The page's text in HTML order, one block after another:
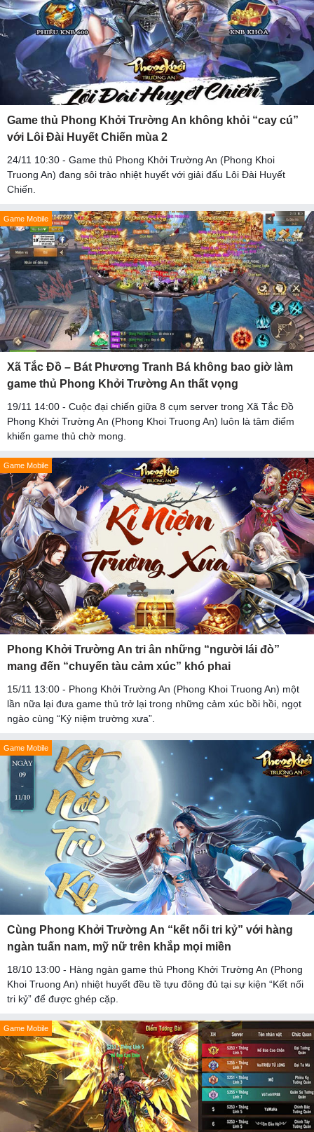
Game thủ Phong Khởi Trường An không khỏi “cay cú”
với Lôi Đài Huyết Chiến mùa 2
24/11 10:30 - Game thủ Phong Khởi Trường An (Phong Khoi
Truong An) đang sôi trào nhiệt huyết với giải đấu Lôi Đài Huyết
Chiến.
Game Mobile
Xã Tắc Đồ – Bát Phương Tranh Bá không bao giờ làm
game thủ Phong Khởi Trường An thất vọng
19/11 14:00 - Cuộc đại chiến giữa 8 cụm server trong Xã Tắc Đồ
Phong Khởi Trường An (Phong Khoi Truong An) luôn là tâm điểm
khiến game thủ chờ mong.
Game Mobile
Phong Khởi Trường An tri ân những “người lái đò”
mang đến “chuyến tàu cảm xúc” khó phai
15/11 13:00 - Phong Khởi Trường An (Phong Khoi Truong An) một
lần nữa lại đưa game thủ trở lại trong những cảm xúc bồi hồi, ngọt
ngào cùng “Kỷ niệm trường xưa”.
Game Mobile
Cùng Phong Khởi Trường An “kết nối tri kỷ” với hàng
ngàn tuấn nam, mỹ nữ trên khắp mọi miền
18/10 13:00 - Hàng ngàn game thủ Phong Khởi Trường An (Phong
Khoi Truong An) nhiệt huyết đều tề tựu đông đủ tại sự kiện “Kết nối
tri kỷ” để được ghép cặp.
Game Mobile